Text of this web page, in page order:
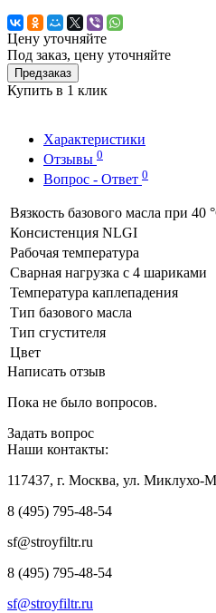
Цену уточняйте
Под заказ, цену уточняйте
Предзаказ
Купить в 1 клик
Характеристики
Отзывы 0
Вопрос - Ответ 0
Вязкость базового масла при 40
Консистенция NLGI
Рабочая температура
Сварная нагрузка с 4 шариками
Температура каплепадения
Тип базового масла
Тип сгустителя
Цвет
Написать отзыв
Пока не было вопросов.
Задать вопрос
Наши контакты:
117437, г. Москва, ул. Миклухо-
8 (495) 795-48-54
sf@stroyfiltr.ru
8 (495) 795-48-54
sf@stroyfiltr.ru